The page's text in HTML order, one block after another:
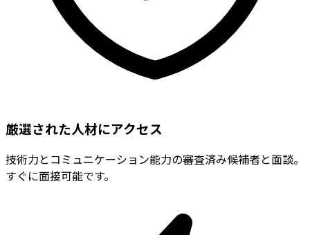
厳選された人材にアクセス
技術力とコミュニケーション能力の審査済み候補者と面談。
すぐに面接可能です。